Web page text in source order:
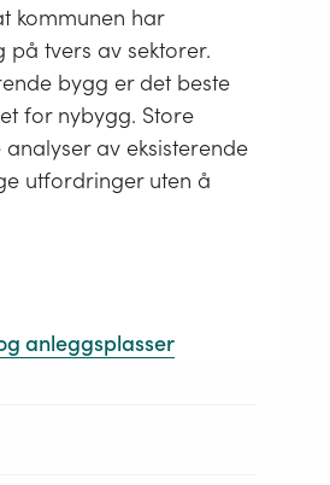
kommunen har
tvers av sektorer.
bygg er det beste
for nybygg. Store
av eksisterende
utfordringer uten å
anleggsplasser